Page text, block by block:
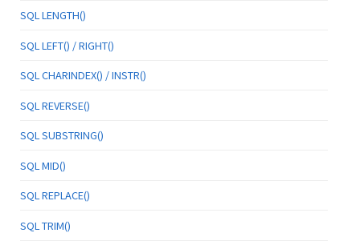
SQL LENGTH()
SQL LEFT() / RIGHT()
SQL CHARINDEX() / INSTR()
SQL REVERSE()
SQL SUBSTRING()
SQL MID()
SQL REPLACE()
SQL TRIM()